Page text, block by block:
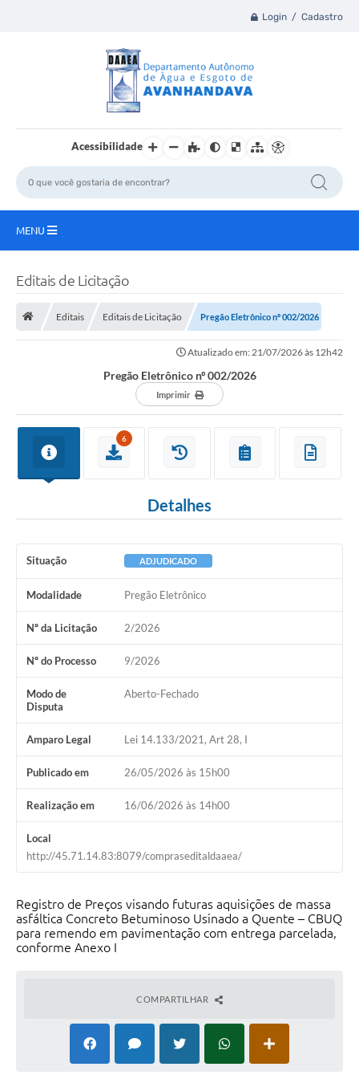
Login / Cadastro
Acessibilidade
MENU
Utilidade Pública
Galeria de Fotos
Contratos
Ouvidoria
Audiências Públicas
Arquivos para Download
Carta de Serviços
Notícias
Projetos
Editais de Licitação
Editais Editais de Licitação Pregão Eletrônico nº 002/2026
Atualizado em: 21/07/2026 às 12h42
Pregão Eletrônico nº 002/2026
Imprimir
6
Detalhes
Situação ADJUDICADO
Modalidade Pregão Eletrônico
Nº da Licitação 2/2026
Nº do Processo 9/2026
Modo de
Disputa
Aberto-Fechado
Amparo Legal Lei 14.133/2021, Art 28, I
Publicado em 26/05/2026 às 15h00
Realização em 16/06/2026 às 14h00
Local
http://45.71.14.83:8079/compraseditaldaaea/
Registro de Preços visando futuras aquisições de massa
asfáltica Concreto Betuminoso Usinado a Quente – CBUQ
para remendo em pavimentação com entrega parcelada,
conforme Anexo I
COMPARTILHAR